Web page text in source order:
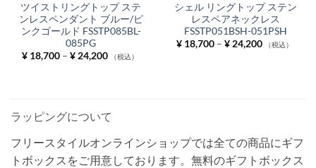
ツイストリングトップ ステ
ンレスペンダント ブルー/ピ
ンクゴールド FSSTP085BL-
085PG
¥18,700 – ¥24,200価
格
（税込）
シェル リングトップ ステン
レスペアネックレス
FSSTP051BSH-051PSH
¥18,700 – ¥24,200価
格
（税込）
ラッピングについて
フリースタイルオンラインショップでは全ての商品にギフ
トボックスをご用意しております。無料のギフトボックス